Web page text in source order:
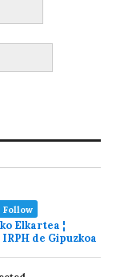
Follow
Elkartea ¦
de Gipuzkoa